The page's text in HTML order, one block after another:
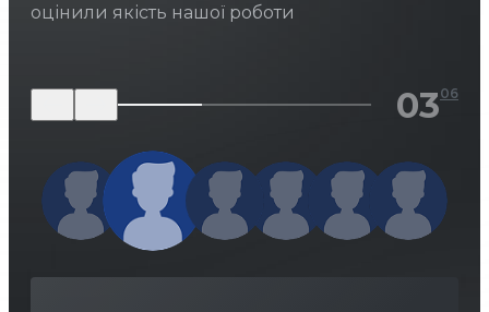
оцінили якість нашої роботи
0306